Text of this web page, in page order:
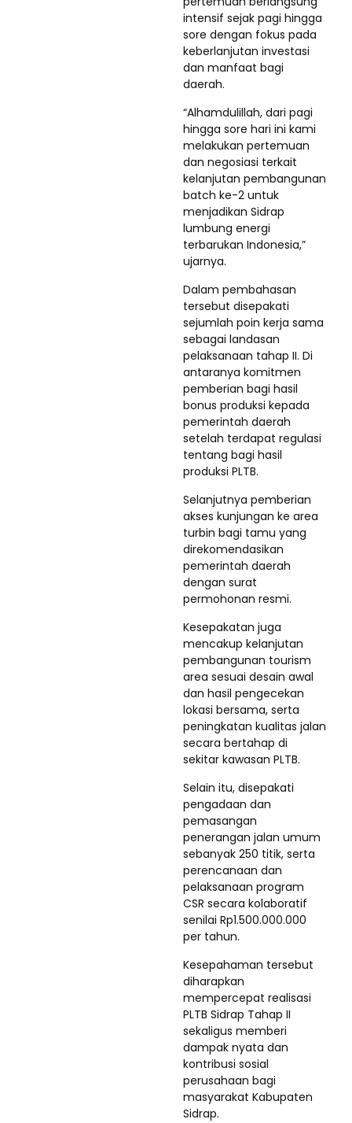
intensif sejak pagi hingga
sore dengan fokus pada
keberlanjutan investasi
dan manfaat bagi
daerah.
“Alhamdulillah, dari pagi
hingga sore hari ini kami
melakukan pertemuan
dan negosiasi terkait
kelanjutan pembangunan
batch ke-2 untuk
menjadikan Sidrap
lumbung energi
terbarukan Indonesia,”
ujarnya.
Dalam pembahasan
tersebut disepakati
sejumlah poin kerja sama
sebagai landasan
pelaksanaan tahap II. Di
antaranya komitmen
pemberian bagi hasil
bonus produksi kepada
pemerintah daerah
setelah terdapat regulasi
tentang bagi hasil
produksi PLTB.
Selanjutnya pemberian
akses kunjungan ke area
turbin bagi tamu yang
direkomendasikan
pemerintah daerah
dengan surat
permohonan resmi.
Kesepakatan juga
mencakup kelanjutan
pembangunan tourism
area sesuai desain awal
dan hasil pengecekan
lokasi bersama, serta
peningkatan kualitas jalan
secara bertahap di
sekitar kawasan PLTB.
Selain itu, disepakati
pengadaan dan
pemasangan
penerangan jalan umum
sebanyak 250 titik, serta
perencanaan dan
pelaksanaan program
CSR secara kolaboratif
senilai Rp1.500.000.000
per tahun.
Kesepahaman tersebut
diharapkan
mempercepat realisasi
PLTB Sidrap Tahap II
sekaligus memberi
dampak nyata dan
kontribusi sosial
perusahaan bagi
masyarakat Kabupaten
Sidrap.